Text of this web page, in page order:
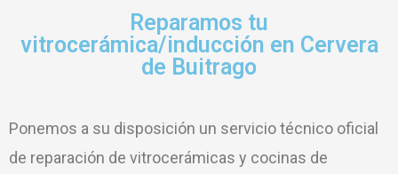
Reparamos tu
vitrocerámica/inducción en Cervera
de Buitrago
Ponemos a su disposición un servicio técnico oficial
de reparación de vitrocerámicas y cocinas de